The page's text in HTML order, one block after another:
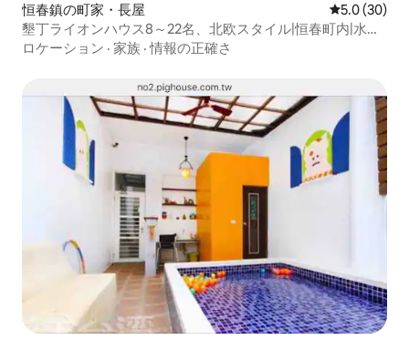
恒春鎮の町家・長屋 レビュー30
5.0 (30)
墾丁ライオンハウス8～22名、北欧スタイル|恒春町内|水遊
び|バーベキュー|麻雀|鍋（ご予約の際はリスティングの説
ロケーション · 家族 ·情報の正確さ